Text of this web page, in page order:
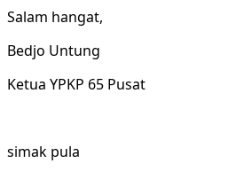
Salam hangat,
Bedjo Untung
Ketua YPKP 65 Pusat
simak pula